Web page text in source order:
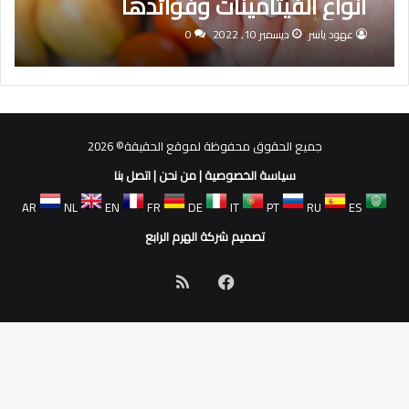
عهود ياسر ديسمبر 10, 2022 0
جميع الحقوق محفوظة لموقع الحقيقة© 2026
سياسة الخصوصية|من نحن|اتصل بنا
AR
NL EN FR DE IT PT RU
ES
تصميم شركة الهرم الرابع
فيسبوك
الموقع